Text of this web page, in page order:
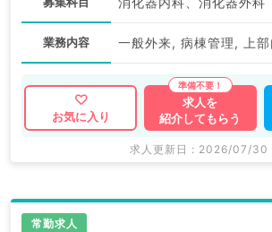
業務内容
お気に入り
求人を
紹介してもらう
求人更新日 : 2026/07/30
常勤求人